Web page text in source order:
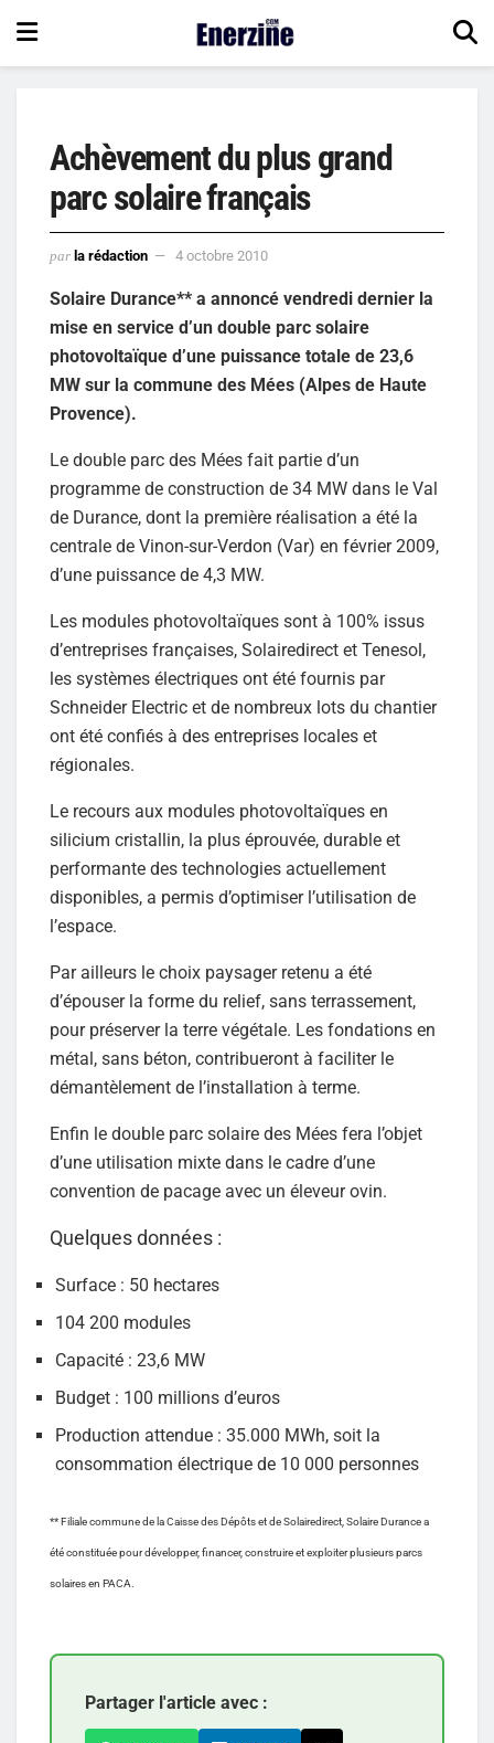
Achèvement du plus grand
parc solaire français
par la rédaction 4 octobre 2010
Solaire Durance** a annoncé vendredi dernier la
mise en service d’un double parc solaire
photovoltaïque d’une puissance totale de 23,6
MW sur la commune des Mées (Alpes de Haute
Provence).
Le double parc des Mées fait partie d’un
programme de construction de 34 MW dans le Val
de Durance, dont la première réalisation a été la
centrale de Vinon-sur-Verdon (Var) en février 2009,
d’une puissance de 4,3 MW.
Les modules photovoltaïques sont à 100% issus
d’entreprises françaises, Solairedirect et Tenesol,
les systèmes électriques ont été fournis par
Schneider Electric et de nombreux lots du chantier
ont été confiés à des entreprises locales et
régionales.
Le recours aux modules photovoltaïques en
silicium cristallin, la plus éprouvée, durable et
performante des technologies actuellement
disponibles, a permis d’optimiser l’utilisation de
l’espace.
Par ailleurs le choix paysager retenu a été
d’épouser la forme du relief, sans terrassement,
pour préserver la terre végétale. Les fondations en
métal, sans béton, contribueront à faciliter le
démantèlement de l’installation à terme.
Enfin le double parc solaire des Mées fera l’objet
d’une utilisation mixte dans le cadre d’une
convention de pacage avec un éleveur ovin.
Quelques données :
Surface : 50 hectares
104 200 modules
Capacité : 23,6 MW
Budget : 100 millions d’euros
Production attendue : 35.000 MWh, soit la
consommation électrique de 10 000 personnes
** Filiale commune de la Caisse des Dépôts et de Solairedirect, Solaire Durance a
été constituée pour développer, financer, construire et exploiter plusieurs parcs
solaires en PACA.
Partager l'article avec :